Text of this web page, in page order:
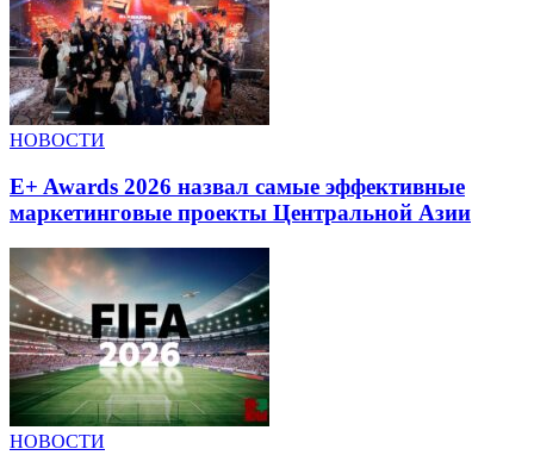
НОВОСТИ
E+ Awards 2026 назвал самые эффективные
маркетинговые проекты Центральной Азии
НОВОСТИ